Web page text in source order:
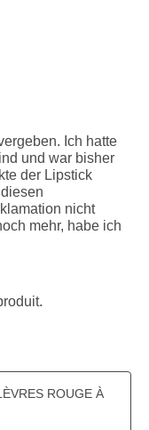
Ich hatte
und war bisher
der Lipstick
nicht
mehr, habe ich
ROUGE À